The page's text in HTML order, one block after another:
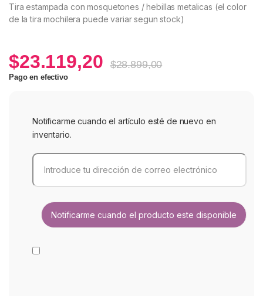
Tira estampada con mosquetones / hebillas metalicas (el color
de la tira mochilera puede variar segun stock)
$23.119,20 $28.899,00
Pago en efectivo
Notificarme cuando el artículo esté de nuevo en
inventario.